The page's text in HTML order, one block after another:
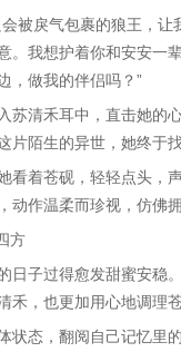
被戾气包裹的狼王，
。我想护着你和安安一
，做我的伴侣吗？”
苏清禾耳中，直击她的
片陌生的异世，她终于
看着苍砚，轻轻点头，
动作温柔而珍视，仿佛
方
日子过得愈发甜蜜安稳
禾，也更加用心地调理
状态，翻阅自己记忆里